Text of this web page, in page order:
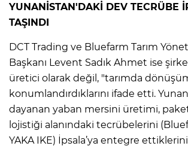
YUNANİSTAN'DAKİ DEV TECRÜBE
TAŞINDI
DCT Trading ve Bluefarm Tarım
Başkanı Levent Sadık Ahmet ise
üretici olarak değil, "tarımda
konumlandırdıklarını ifade etti.
dayanan yaban mersini üretimi,
lojistiği alanındaki tecrübelerini
YAKA IKE) İpsala’ya entegre